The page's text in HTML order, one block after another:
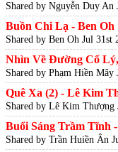
Shared by Nguyễn Duy An
Buồn Chi Lạ - Ben Oh
Shared by Ben Oh Jul 31st
Nhìn Về Đường Cố
Shared by Phạm Hiền Mây
Quê Xa (2) - Lê Kim
Shared by Lê Kim Thượng
Buổi Sáng Trầm Tĩnh
Shared by Trần Huiền Ân